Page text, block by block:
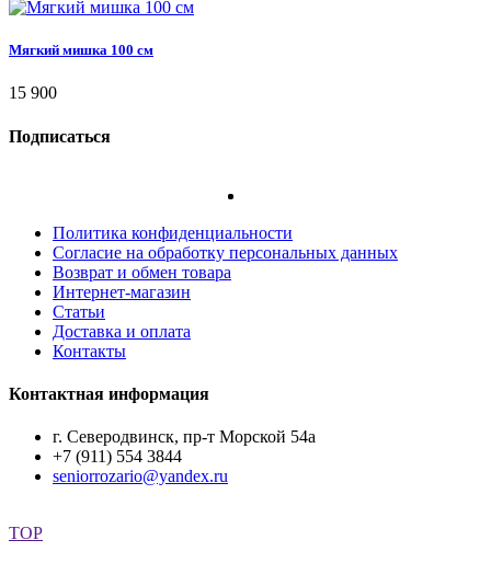
Мягкий мишка 100 см
15 900
Подписаться
Политика конфиденциальности
Согласие на обработку персональных данных
Возврат и обмен товара
Интернет-магазин
Статьи
Доставка и оплата
Контакты
Контактная информация
г. Северодвинск, пр-т Морской 54а
+7 (911) 554 3844
seniorrozario@yandex.ru
TOP